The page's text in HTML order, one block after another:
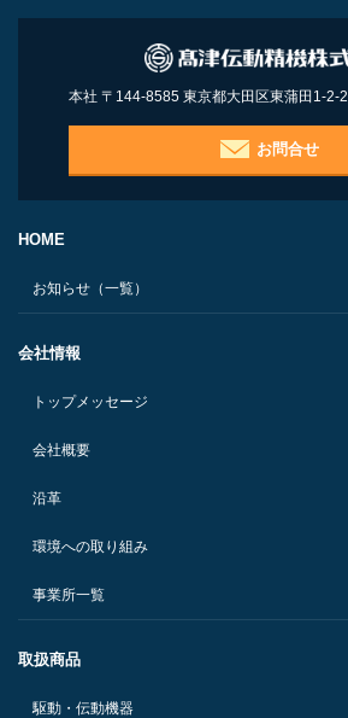
本社 〒144-8585 東京都大田区東蒲田1-2-2
お問合せ
HOME
お知らせ（一覧）
会社情報
トップメッセージ
会社概要
沿革
環境への取り組み
事業所一覧
取扱商品
駆動・伝動機器